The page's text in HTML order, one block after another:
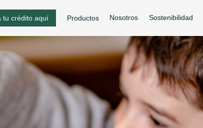
tu crédito aquí Productos Nosotros Sostenibilidad